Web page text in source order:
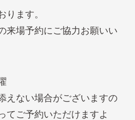
ります。
来場予約にご協力お願いい
えない場合がございますの
てご予約いただけますよ